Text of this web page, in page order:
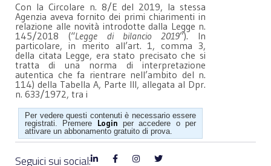
Con la Circolare n. 8/E del 2019, la stessa
Agenzia aveva fornito dei primi chiarimenti in
relazione alle novità introdotte dalla Legge n.
145/2018 (“Legge di bilancio 2019”). In
particolare, in merito all’art. 1, comma 3,
della citata Legge, era stato precisato che si
tratta di una norma di interpretazione
autentica che fa rientrare nell’ambito del n.
114) della Tabella A, Parte III, allegata al Dpr.
n. 633/1972, tra i
Per vedere questi contenuti è necessario essere
registrati. Premere Login per accedere o per
attivare un abbonamento gratuito di prova.
Seguici sui social: